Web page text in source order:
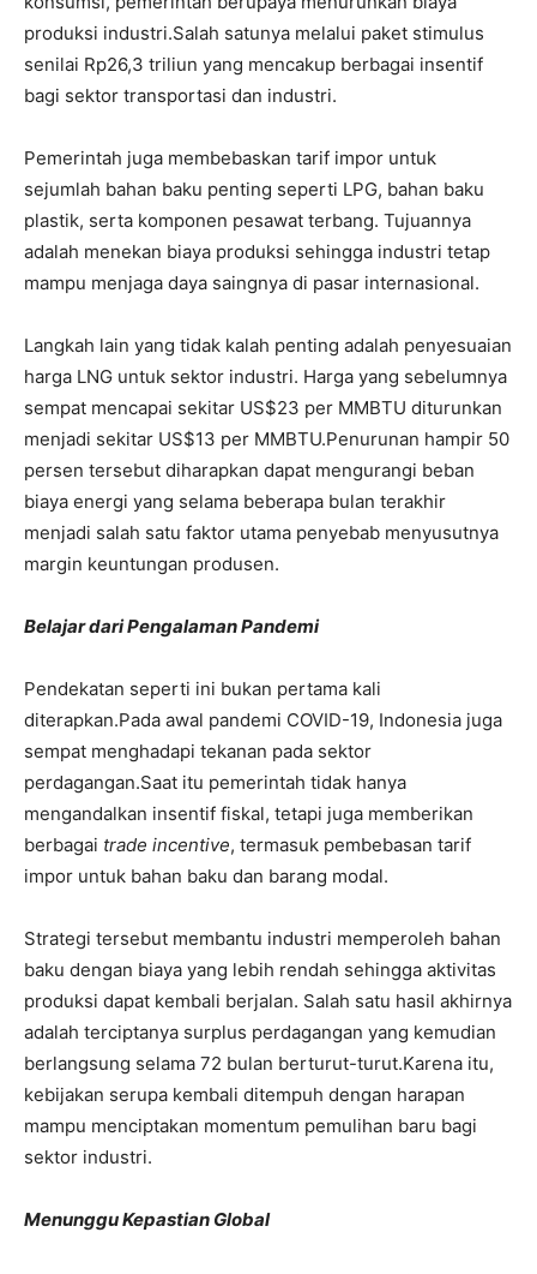
produksi industri.Salah satunya melalui paket stimulus
senilai Rp26,3 triliun yang mencakup berbagai insentif
bagi sektor transportasi dan industri.
Pemerintah juga membebaskan tarif impor untuk
sejumlah bahan baku penting seperti LPG, bahan baku
plastik, serta komponen pesawat terbang. Tujuannya
adalah menekan biaya produksi sehingga industri tetap
mampu menjaga daya saingnya di pasar internasional.
Langkah lain yang tidak kalah penting adalah penyesuaian
harga LNG untuk sektor industri. Harga yang sebelumnya
sempat mencapai sekitar US$23 per MMBTU diturunkan
menjadi sekitar US$13 per MMBTU.Penurunan hampir 50
persen tersebut diharapkan dapat mengurangi beban
biaya energi yang selama beberapa bulan terakhir
menjadi salah satu faktor utama penyebab menyusutnya
margin keuntungan produsen.
Belajar dari Pengalaman Pandemi
Pendekatan seperti ini bukan pertama kali
diterapkan.Pada awal pandemi COVID-19, Indonesia juga
sempat menghadapi tekanan pada sektor
perdagangan.Saat itu pemerintah tidak hanya
mengandalkan insentif fiskal, tetapi juga memberikan
berbagai trade incentive, termasuk pembebasan tarif
impor untuk bahan baku dan barang modal.
Strategi tersebut membantu industri memperoleh bahan
baku dengan biaya yang lebih rendah sehingga aktivitas
produksi dapat kembali berjalan. Salah satu hasil akhirnya
adalah terciptanya surplus perdagangan yang kemudian
berlangsung selama 72 bulan berturut-turut.Karena itu,
kebijakan serupa kembali ditempuh dengan harapan
mampu menciptakan momentum pemulihan baru bagi
sektor industri.
Menunggu Kepastian Global